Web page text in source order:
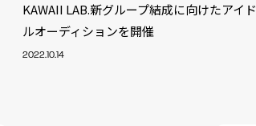
KAWAII LAB.新グループ結成に向けたアイド
ルオーディションを開催
2022.10.14